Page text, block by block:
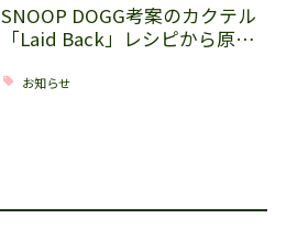
SNOOP DOGG考案のカクテル
「Laid Back」レシピから原…
お知らせ